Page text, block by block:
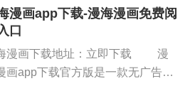
基于HMCL的核心功能，使用
后端开...
漫画app下载-漫海漫画免费阅
口
漫画下载地址：立即下载 漫
画app下载官方版是一款无广告免